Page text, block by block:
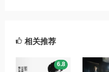
相关推荐
6.8